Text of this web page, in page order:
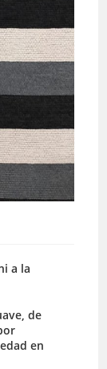
a la
de
en